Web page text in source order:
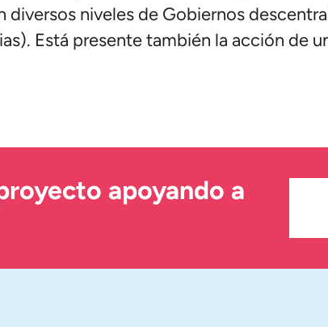
diversos niveles de Gobiernos
Está presente también la acción de
apoyando a